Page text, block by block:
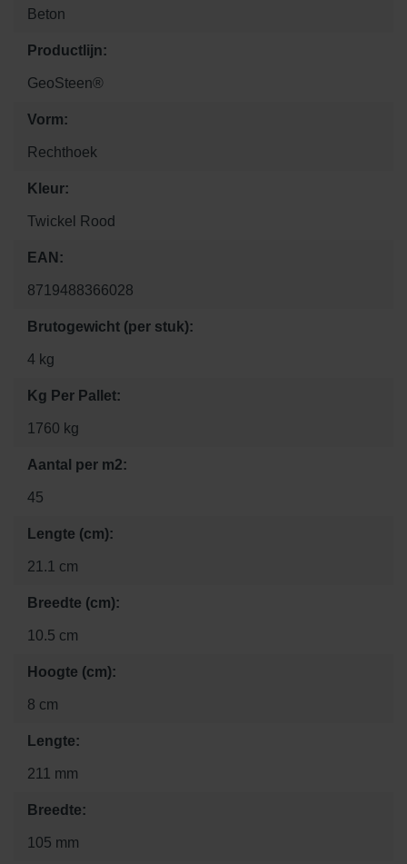
Beton
Productlijn:
GeoSteen®
Vorm:
Rechthoek
Kleur:
Twickel Rood
EAN:
8719488366028
Brutogewicht (per stuk):
4 kg
Kg Per Pallet:
1760 kg
Aantal per m2:
45
Lengte (cm):
21.1 cm
Breedte (cm):
10.5 cm
Hoogte (cm):
8 cm
Lengte:
211 mm
Breedte:
105 mm